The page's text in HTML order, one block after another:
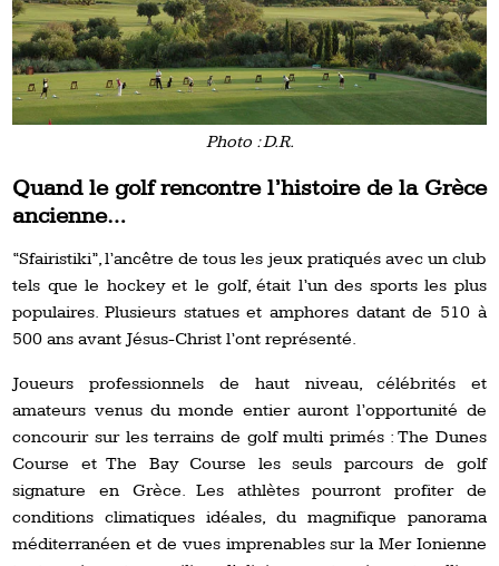
Photo : D.R.
Quand le golf rencontre l’histoire de la Grèce
ancienne…
“Sfairistiki”, l’ancêtre de tous les jeux pratiqués avec un club
tels que le hockey et le golf, était l’un des sports les plus
populaires. Plusieurs statues et amphores datant de 510 à
500 ans avant Jésus-Christ l’ont représenté.
Joueurs professionnels de haut niveau, célébrités et
amateurs venus du monde entier auront l’opportunité de
concourir sur les terrains de golf multi primés : The Dunes
Course et The Bay Course les seuls parcours de golf
signature en Grèce. Les athlètes pourront profiter de
conditions climatiques idéales, du magnifique panorama
méditerranéen et de vues imprenables sur la Mer Ionienne